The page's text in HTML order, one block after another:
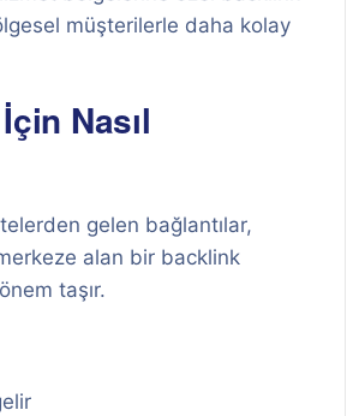
müşterilerle daha kolay
Nasıl
gelen bağlantılar,
alan bir backlink
taşır.